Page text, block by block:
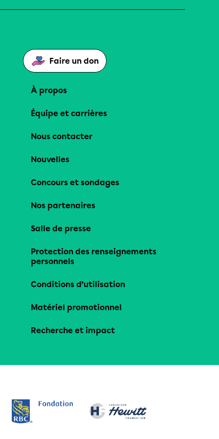
Faire un don
À propos
Équipe et carrières
Nous contacter
Nouvelles
Concours et sondages
Nos partenaires
Salle de presse
Protection des renseignements
personnels
Conditions d’utilisation
Matériel promotionnel
Recherche et impact